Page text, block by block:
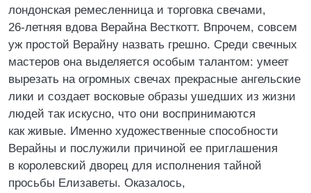
лондонская ремесленница и торговка свечами,
26‑летняя вдова Верайна Весткотт. Впрочем, совсем
уж простой Верайну назвать грешно. Среди свечных
мастеров она выделяется особым талантом: умеет
вырезать на огромных свечах прекрасные ангельские
лики и создает восковые образы ушедших из жизни
людей так искусно, что они воспринимаются
как живые. Именно художественные способности
Верайны и послужили причиной ее приглашения
в королевский дворец для исполнения тайной
просьбы Елизаветы. Оказалось,